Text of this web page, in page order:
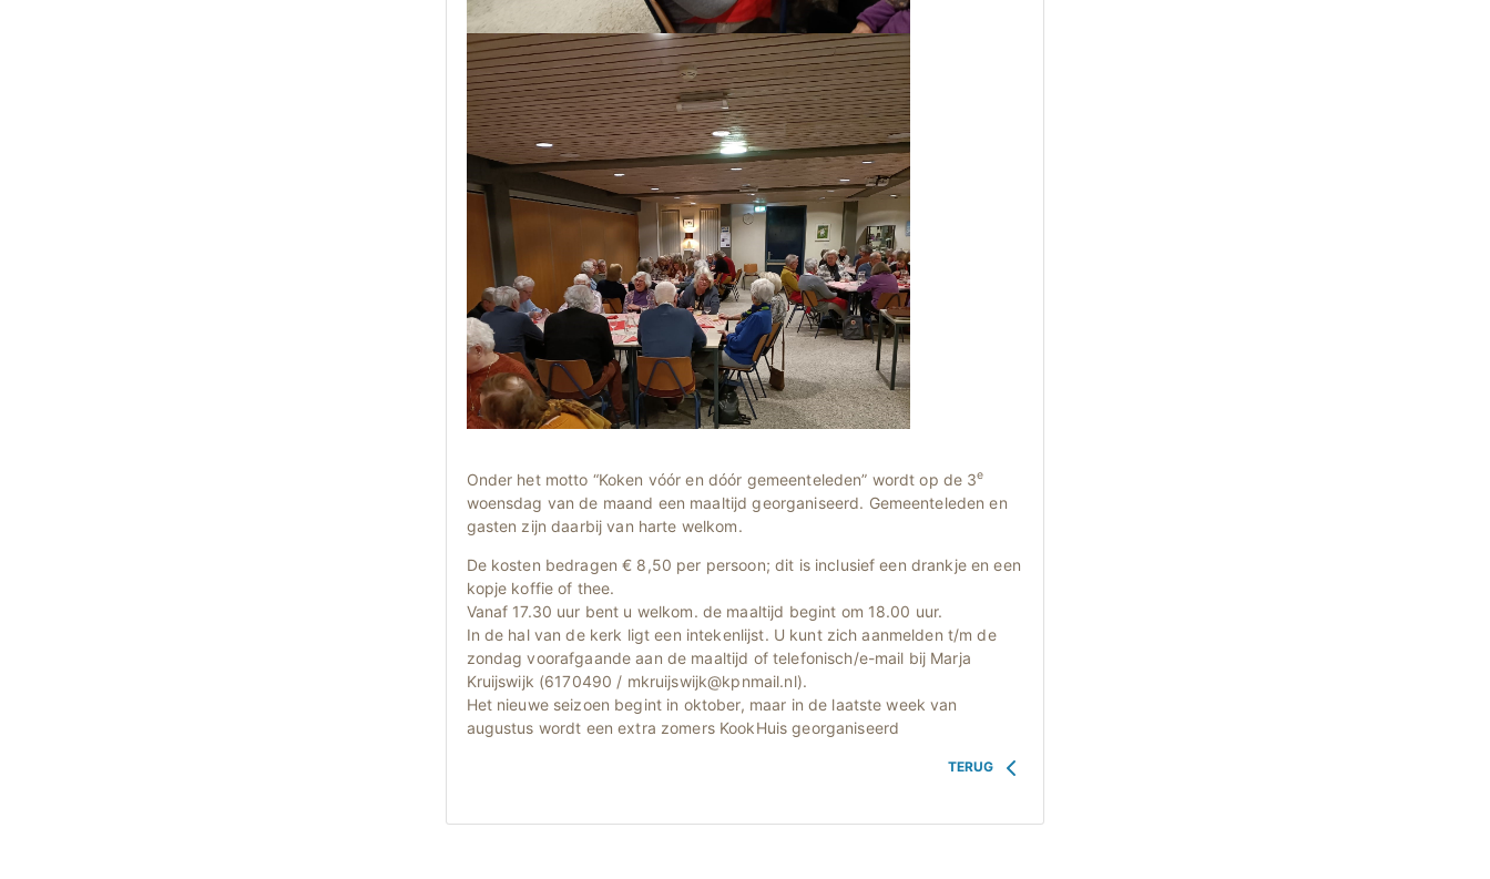
Onder het motto “Koken vóór en dóór gemeenteleden” wordt op de 3e
woensdag van de maand een maaltijd georganiseerd. Gemeenteleden en
gasten zijn daarbij van harte welkom.
De kosten bedragen € 8,50 per persoon; dit is inclusief een drankje en een
kopje koffie of thee.
Vanaf 17.30 uur bent u welkom. de maaltijd begint om 18.00 uur.
In de hal van de kerk ligt een intekenlijst. U kunt zich aanmelden t/m de
zondag voorafgaande aan de maaltijd of telefonisch/e-mail bij Marja
Kruijswijk (6170490 / mkruijswijk@kpnmail.nl).
Het nieuwe seizoen begint in oktober, maar in de laatste week van
augustus wordt een extra zomers KookHuis georganiseerd
TERUG